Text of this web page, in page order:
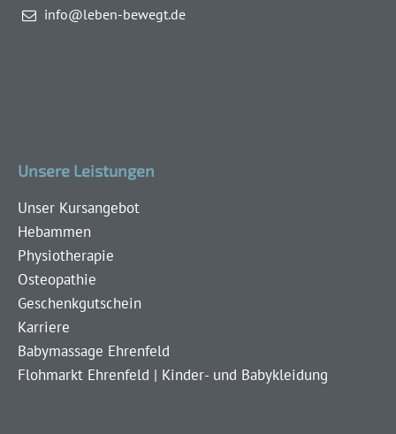
info@leben-bewegt.de
Unsere Leistungen
Unser Kursangebot
Hebammen
Physiotherapie
Osteopathie
Geschenkgutschein
Karriere
Babymassage Ehrenfeld
Flohmarkt Ehrenfeld | Kinder- und Babykleidung